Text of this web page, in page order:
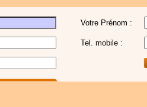
Votre Prénom :
Tel. mobile :